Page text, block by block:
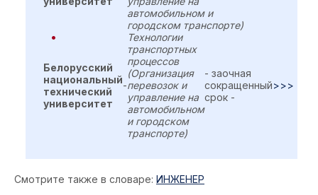
автомобильном и
городском транспорте)
Белорусский
национальный
технический
университет
-
Технологии
транспортных
процессов
(Организация
перевозок и
управление на
автомобильном
и городском
транспорте)
- заочная
сокращенный
срок -
>>>
Смотрите также в словаре: ИНЖЕНЕР